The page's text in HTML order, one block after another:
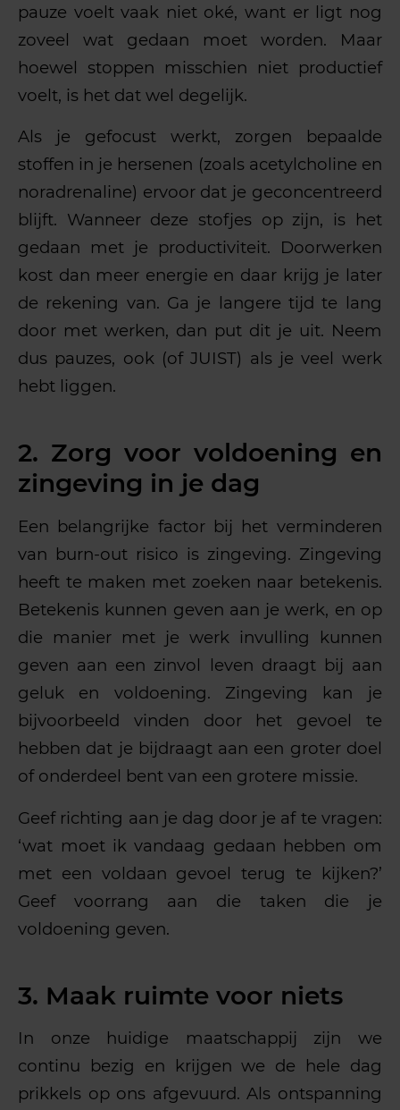
pauze voelt vaak niet oké, want er ligt nog
zoveel wat gedaan moet worden. Maar
hoewel stoppen misschien niet productief
voelt, is het dat wel degelijk.
Als je gefocust werkt, zorgen bepaalde
stoffen in je hersenen (zoals acetylcholine en
noradrenaline) ervoor dat je geconcentreerd
blijft. Wanneer deze stofjes op zijn, is het
gedaan met je productiviteit. Doorwerken
kost dan meer energie en daar krijg je later
de rekening van. Ga je langere tijd te lang
door met werken, dan put dit je uit. Neem
dus pauzes, ook (of JUIST) als je veel werk
hebt liggen.
2. Zorg voor voldoening en
zingeving in je dag
Een belangrijke factor bij het verminderen
van burn-out risico is zingeving. Zingeving
heeft te maken met zoeken naar betekenis.
Betekenis kunnen geven aan je werk, en op
die manier met je werk invulling kunnen
geven aan een zinvol leven draagt bij aan
geluk en voldoening. Zingeving kan je
bijvoorbeeld vinden door het gevoel te
hebben dat je bijdraagt aan een groter doel
of onderdeel bent van een grotere missie.
Geef richting aan je dag door je af te vragen:
‘wat moet ik vandaag gedaan hebben om
met een voldaan gevoel terug te kijken?’
Geef voorrang aan die taken die je
voldoening geven.
3. Maak ruimte voor niets
In onze huidige maatschappij zijn we
continu bezig en krijgen we de hele dag
prikkels op ons afgevuurd. Als ontspanning